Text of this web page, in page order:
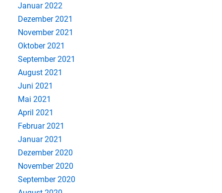
Januar 2022
Dezember 2021
November 2021
Oktober 2021
September 2021
August 2021
Juni 2021
Mai 2021
April 2021
Februar 2021
Januar 2021
Dezember 2020
November 2020
September 2020